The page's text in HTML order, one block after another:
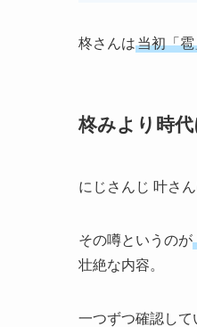
柊さんは当初「
柊みより時
にじさんじ 叶さ
その噂というのが
壮絶な内容。
一つずつ確認して